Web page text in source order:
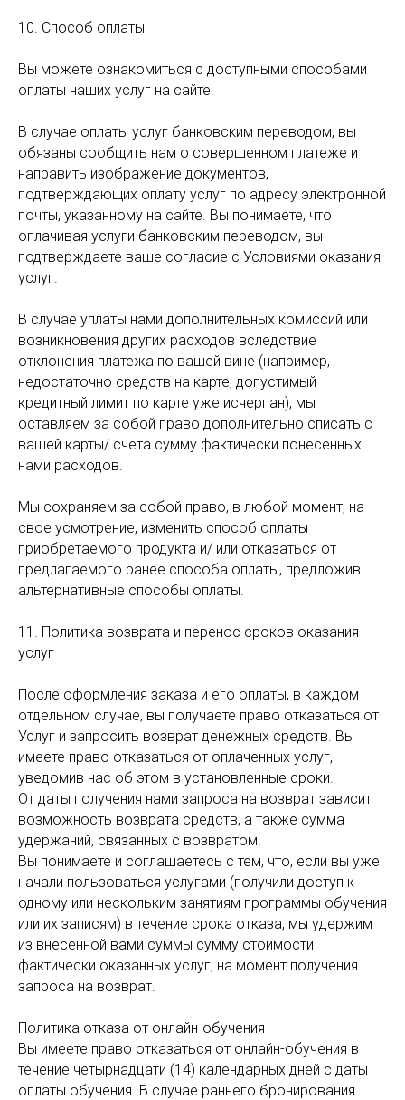
10. Способ оплаты
Вы можете ознакомиться с доступными способами
оплаты наших услуг на сайте.
В случае оплаты услуг банковским переводом, вы
обязаны сообщить нам о совершенном платеже и
направить изображение документов,
подтверждающих оплату услуг по адресу электронной
почты, указанному на сайте. Вы понимаете, что
оплачивая услуги банковским переводом, вы
подтверждаете ваше согласие с Условиями оказания
услуг.
В случае уплаты нами дополнительных комиссий или
возникновения других расходов вследствие
отклонения платежа по вашей вине (например,
недостаточно средств на карте; допустимый
кредитный лимит по карте уже исчерпан), мы
оставляем за собой право дополнительно списать с
вашей карты/ счета сумму фактически понесенных
нами расходов.
Мы сохраняем за собой право, в любой момент, на
свое усмотрение, изменить способ оплаты
приобретаемого продукта и/ или отказаться от
предлагаемого ранее способа оплаты, предложив
альтернативные способы оплаты.
11. Политика возврата и перенос сроков оказания
услуг
После оформления заказа и его оплаты, в каждом
отдельном случае, вы получаете право отказаться от
Услуг и запросить возврат денежных средств. Вы
имеете право отказаться от оплаченных услуг,
уведомив нас об этом в установленные сроки.
От даты получения нами запроса на возврат зависит
возможность возврата средств, а также сумма
удержаний, связанных с возвратом.
Вы понимаете и соглашаетесь с тем, что, если вы уже
начали пользоваться услугами (получили доступ к
одному или нескольким занятиям программы обучения
или их записям) в течение срока отказа, мы удержим
из внесенной вами суммы сумму стоимости
фактически оказанных услуг, на момент получения
запроса на возврат.
Политика отказа от онлайн-обучения
Вы имеете право отказаться от онлайн-обучения в
течение четырнадцати (14) календарных дней с даты
оплаты обучения. В случае раннего бронирования